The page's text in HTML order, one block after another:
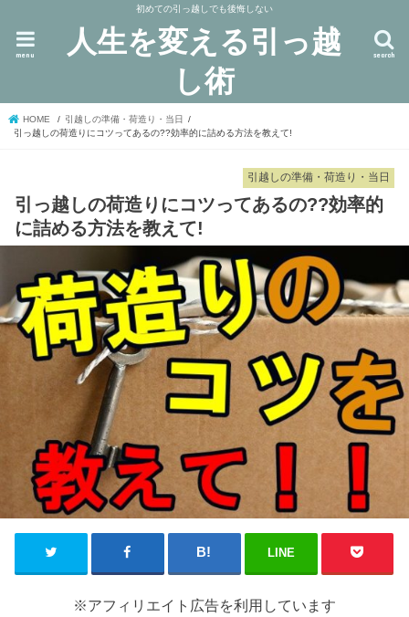
初めての引っ越しでも後悔しない
人生を変える引っ越
し術
search
menu
HOME
引越しの準備・荷造り・当日
引っ越しの荷造りにコツってあるの??効率的に詰める方法を教えて!
引越しの準備・荷造り・当日
引っ越しの荷造りにコツってあるの??効率的
に詰める方法を教えて!
LINE
※アフィリエイト広告を利用しています